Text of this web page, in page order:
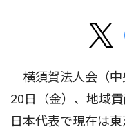
横須賀法人会（中
20日（金）、地域
日本代表で現在は